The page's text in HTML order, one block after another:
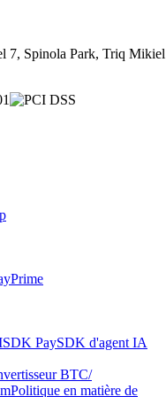
7, Spinola Park, Triq Mikiel
Prime
SDK PaySDK d'agent IA
BTC/
Politique en matière de